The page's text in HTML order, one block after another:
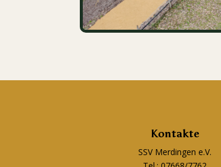
Kontakte
SSV Merdingen e.V.